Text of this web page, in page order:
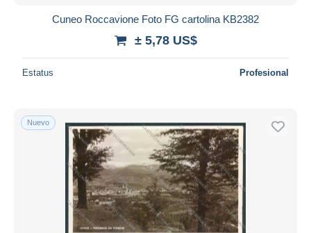
Cuneo Roccavione Foto FG cartolina KB2382
± 5,78 US$
Estatus Profesional
Nuevo